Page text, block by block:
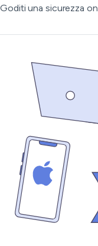
Goditi una sicurezza